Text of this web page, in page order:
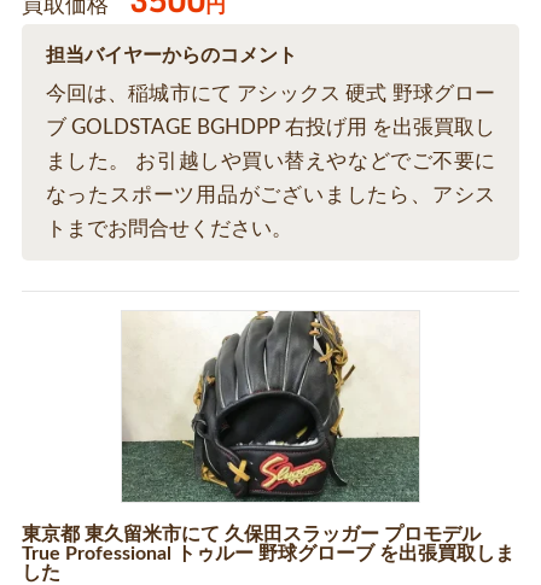
買取価格 円
担当バイヤーからのコメント
今回は、稲城市にて アシックス 硬式 野球グロー
ブ GOLDSTAGE BGHDPP 右投げ用 を出張買取し
ました。 お引越しや買い替えやなどでご不要に
なったスポーツ用品がございましたら、アシス
トまでお問合せください。
東京都 東久留米市にて 久保田スラッガー プロモデル
True Professional トゥルー 野球グローブ を出張買取しま
した